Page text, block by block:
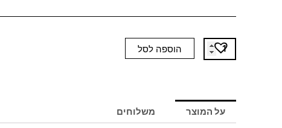
כמות
של
גדול
SLOWY
הוספה לסל
על המוצר משלוחים